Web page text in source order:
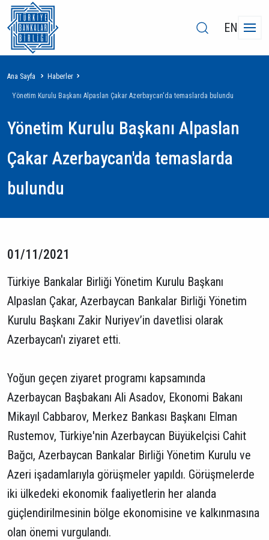
EN
Sayfa
yolu
Ana Sayfa Haberler
Yönetim Kurulu Başkanı Alpaslan Çakar Azerbaycan'da temaslarda bulundu
Yönetim Kurulu Başkanı Alpaslan
Çakar Azerbaycan'da temaslarda
bulundu
01/11/2021
Türkiye Bankalar Birliği Yönetim Kurulu Başkanı
Alpaslan Çakar, Azerbaycan Bankalar Birliği Yönetim
Kurulu Başkanı Zakir Nuriyev’in davetlisi olarak
Azerbaycan'ı ziyaret etti.
Yoğun geçen ziyaret programı kapsamında
Azerbaycan Başbakanı Ali Asadov, Ekonomi Bakanı
Mikayıl Cabbarov, Merkez Bankası Başkanı Elman
Rustemov, Türkiye'nin Azerbaycan Büyükelçisi Cahit
Bağcı, Azerbaycan Bankalar Birliği Yönetim Kurulu ve
Azeri işadamlarıyla görüşmeler yapıldı. Görüşmelerde
iki ülkedeki ekonomik faaliyetlerin her alanda
güçlendirilmesinin bölge ekonomisine ve kalkınmasına
olan önemi vurgulandı.